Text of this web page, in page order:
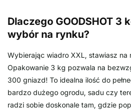
Dlaczego GOODSHOT 3
wybór na rynku?
Wybierając wiadro XXL, stawiasz na
Opakowanie 3 kg pozwala na
300 gniazd! To idealna ilość do
bardzo dużego ogrodu, sadu czy
radzi sobie doskonale tam, gdzie